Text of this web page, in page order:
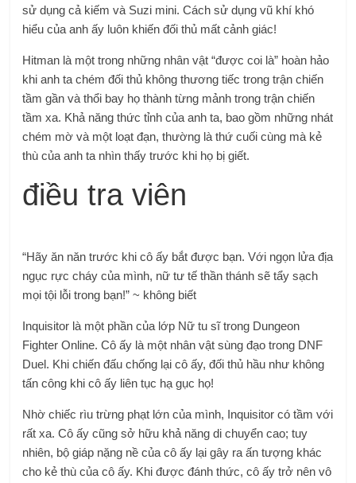
sử dụng cả kiếm và Suzi mini. Cách sử dụng vũ khí khó
hiểu của anh ấy luôn khiến đối thủ mất cảnh giác!
Hitman là một trong những nhân vật “được coi là” hoàn hảo
khi anh ta chém đối thủ không thương tiếc trong trận chiến
tầm gần và thổi bay họ thành từng mảnh trong trận chiến
tầm xa. Khả năng thức tỉnh của anh ta, bao gồm những nhát
chém mờ và một loạt đạn, thường là thứ cuối cùng mà kẻ
thù của anh ta nhìn thấy trước khi họ bị giết.
điều tra viên
“Hãy ăn năn trước khi cô ấy bắt được bạn. Với ngọn lửa địa
ngục rực cháy của mình, nữ tư tế thần thánh sẽ tẩy sạch
mọi tội lỗi trong bạn!” ~ không biết
Inquisitor là một phần của lớp Nữ tu sĩ trong Dungeon
Fighter Online. Cô ấy là một nhân vật sùng đạo trong DNF
Duel. Khi chiến đấu chống lại cô ấy, đối thủ hầu như không
tấn công khi cô ấy liên tục hạ gục họ!
Nhờ chiếc rìu trừng phạt lớn của mình, Inquisitor có tầm với
rất xa. Cô ấy cũng sở hữu khả năng di chuyển cao; tuy
nhiên, bộ giáp nặng nề của cô ấy lại gây ra ấn tượng khác
cho kẻ thù của cô ấy. Khi được đánh thức, cô ấy trở nên vô